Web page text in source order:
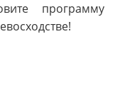
программу